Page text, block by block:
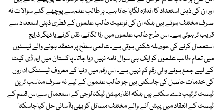
اور ان کی ذہنی استعداد کا اندازہ لگایا جاتا ہے۔ ہر طالب علم سے پوچھے گئے سوالات نہ
صرف مختلف ہوتے ہیں بلکہ ان کی نوعیت طالب علموں کے فطری ذہنی استعداد سے
قریب تر ہوتی ہے۔ اس طرح طالب علموں میں رٹا لگانے، نقل کرنے یا دیگر ذرایع
استعمال کرنے کی حوصلہ شکنی ہوتی ہے۔ عالمی سطح پر منعقد ہونے والے ٹیسٹوں
میں تمام طالب علموں کو ایک ہی سوال نامہ نہیں دیا جاتا۔ پاکستان میں ایم ڈی کیٹ
کے لیے جمع ہونے والی رقم کم نہیں ہے۔ اس رقم میں دنیا کے معروف ٹیسٹنگ اداروں
کی خدمات حاصل کی جاسکتی ہیں جو طالب علموں کے لیے نہ صرف مناسب ترین
ٹیسٹ ترتیب دے سکتے ہیں بلکہ انفارمیشن ٹیکنالوجی کے استعمال سے اس قسم کے
ٹیسٹ کے انعقاد میں پیش آنے والے مختلف مسائل کو بھی باآسانی حل کیا جاسکتا